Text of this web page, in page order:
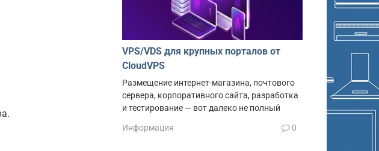
VPS/VDS для крупных порталов от
CloudVPS
Размещение интернет-магазина, почтового
сервера, корпоративного сайта, разработка
и тестирование — вот далеко не полный
Информация 0